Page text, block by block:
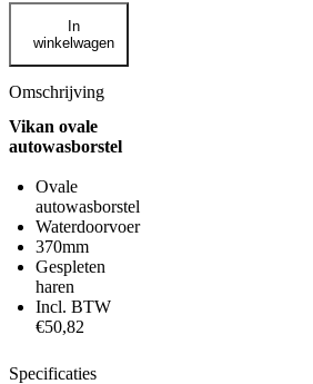
Zachte
Wasborstel
aantal
In
winkelwagen
Omschrijving
Vikan ovale
autowasborstel
Ovale
autowasborstel
Waterdoorvoer
370mm
Gespleten
haren
Incl. BTW
€50,82
Specificaties